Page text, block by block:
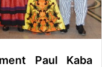
Paul Kaba